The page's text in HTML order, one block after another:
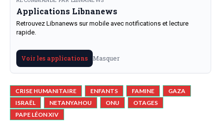
Applications Libnanews
Retrouvez Libnanews sur mobile avec notifications et lecture
rapide.
Voir les applications Masquer
CRISE HUMANITAIRE ENFANTS FAMINE
GAZA
ISRAËL
NETANYAHOU ONU
OTAGES
PAPE LÉON XIV